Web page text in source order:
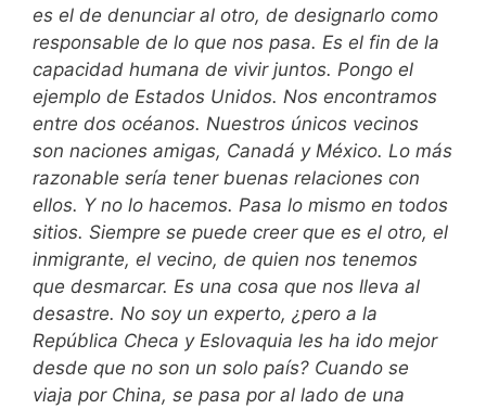
es el de denunciar al otro, de designarlo como
responsable de lo que nos pasa. Es el fin de la
capacidad humana de vivir juntos. Pongo el
ejemplo de Estados Unidos. Nos encontramos
entre dos océanos. Nuestros únicos vecinos
son naciones amigas, Canadá y México. Lo más
razonable sería tener buenas relaciones con
ellos. Y no lo hacemos. Pasa lo mismo en todos
sitios. Siempre se puede creer que es el otro, el
inmigrante, el vecino, de quien nos tenemos
que desmarcar. Es una cosa que nos lleva al
desastre. No soy un experto, ¿pero a la
República Checa y Eslovaquia les ha ido mejor
desde que no son un solo país? Cuando se
viaja por China, se pasa por al lado de una